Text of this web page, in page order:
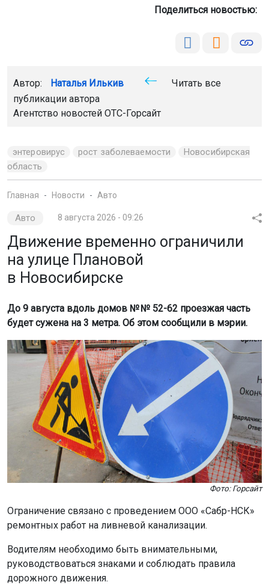
Поделиться новостью:
Автор: Наталья Илькив
Читать все
публикации автора
Агентство новостей ОТС-Горсайт
энтеровирус рост заболеваемости
Новосибирская
область
Главная Новости Авто
Авто 8 августа 2026 - 09:26
Движение временно ограничили
на улице Плановой
в Новосибирске
До 9 августа вдоль домов № № 52-62 проезжая часть
будет сужена на 3 метра. Об этом сообщили в мэрии.
Фото: Горсайт
Ограничение связано с проведением ООО «Сабр-НСК»
ремонтных работ на ливневой канализации.
Водителям необходимо быть внимательными,
руководствоваться знаками и соблюдать правила
дорожного движения.